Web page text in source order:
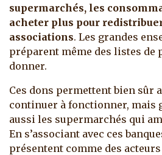
supermarchés, les
acheter plus pour
associations. Les grandes
préparent même des listes de
donner.
Ces dons permettent bien sûr
continuer à fonctionner, mais
aussi les supermarchés qui
En s’associant avec ces
présentent comme des acteurs